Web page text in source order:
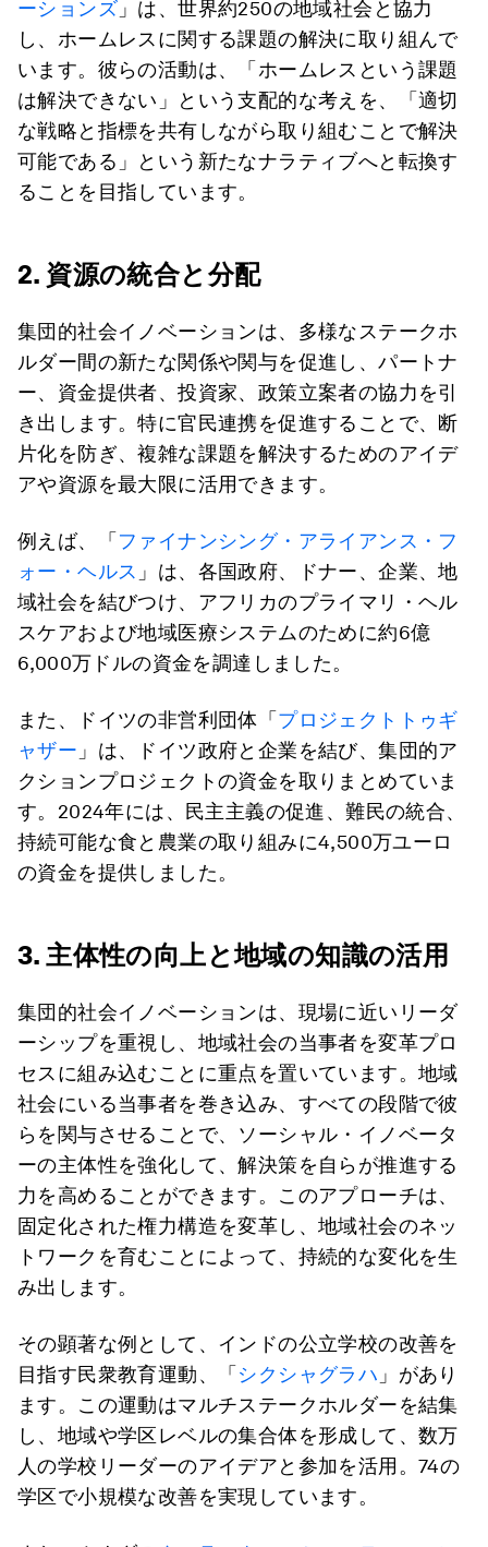
ーションズ 」は、世界約250の地域社会と協力
し、ホームレスに関する課題の解決に取り組んで
います。彼らの活動は、「ホームレスという課題
は解決できない」という支配的な考えを、「適切
な戦略と指標を共有しながら取り組むことで解決
可能である」という新たなナラティブへと転換す
ることを目指しています。
2. 資源の統合と分配
集団的社会イノベーションは、多様なステークホ
ルダー間の新たな関係や関与を促進し、パートナ
ー、資金提供者、投資家、政策立案者の協力を引
き出します。特に官民連携を促進することで、断
片化を防ぎ、複雑な課題を解決するためのアイデ
アや資源を最大限に活用できます。
例えば、「 ファイナンシング・アライアンス・フ
ォー・ヘルス 」は、各国政府、ドナー、企業、地
域社会を結びつけ、アフリカのプライマリ・ヘル
スケアおよび地域医療システムのために約6億
6,000万ドルの資金を調達しました。
また、ドイツの非営利団体「 プロジェクトトゥギ
ャザー 」は、ドイツ政府と企業を結び、集団的ア
クションプロジェクトの資金を取りまとめていま
す。2024年には、民主主義の促進、難民の統合、
持続可能な食と農業の取り組みに4,500万ユーロ
の資金を提供しました。
3. 主体性の向上と地域の知識の活用
集団的社会イノベーションは、現場に近いリーダ
ーシップを重視し、地域社会の当事者を変革プロ
セスに組み込むことに重点を置いています。地域
社会にいる当事者を巻き込み、すべての段階で彼
らを関与させることで、ソーシャル・イノベータ
ーの主体性を強化して、解決策を自らが推進する
力を高めることができます。このアプローチは、
固定化された権力構造を変革し、地域社会のネッ
トワークを育むことによって、持続的な変化を生
み出します。
その顕著な例として、インドの公立学校の改善を
目指す民衆教育運動、「 シクシャグラハ 」があり
ます。この運動はマルチステークホルダーを結集
し、地域や学区レベルの集合体を形成して、数万
人の学校リーダーのアイデアと参加を活用。74の
学区で小規模な改善を実現しています。